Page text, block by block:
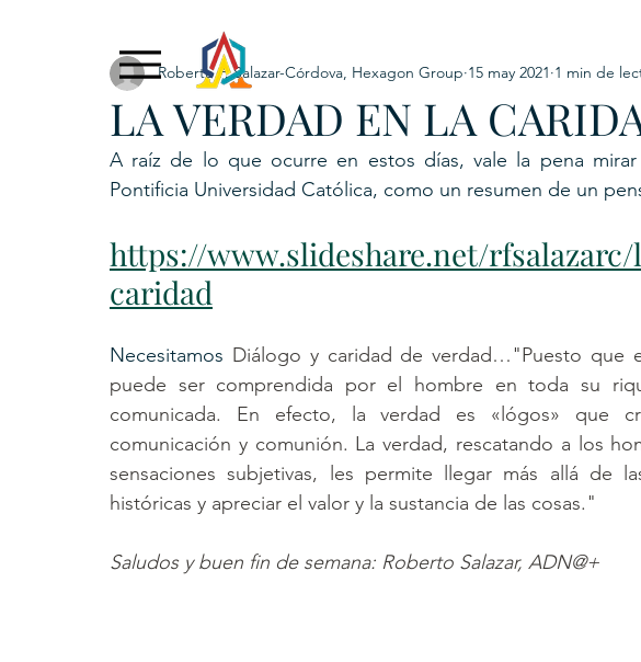
6. HEXAGON GROUP
Exclusive Content ADNPL IGRP LATAM2021 URKU
LA VERDAD EN LA
Roberto F. Salazar-Córdova, Hexagon Group 15 may 2021 1 min de
A raíz de lo que ocurre en estos días, vale la pena
Pontificia Universidad Católica, como un resumen de un
https://www.slideshare.net/
caridad
Necesitamos Diálogo y caridad de verdad…"Puesto que
puede ser comprendida por el hombre en toda su
comunicada. En efecto, la verdad es «lógos» que
comunicación y comunión. La verdad, rescatando a los
sensaciones subjetivas, les permite llegar más allá de
históricas y apreciar el valor y la sustancia de las cosas."
Saludos y buen fin de semana: Roberto Salazar, ADN@+